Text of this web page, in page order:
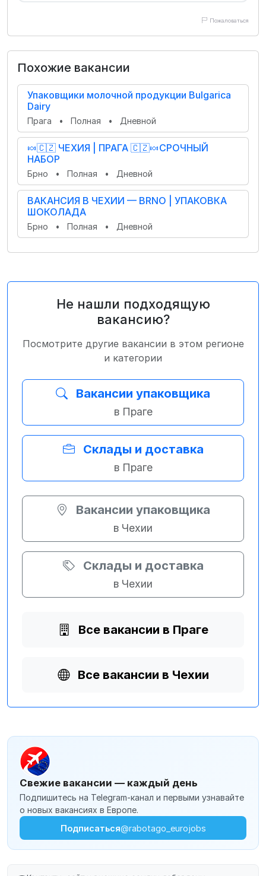
Пожаловаться
Похожие вакансии
Упаковщики молочной продукции Bulgarica
Dairy
Прага • Полная • Дневной
🍬🇨🇿 ЧЕХИЯ | ПРАГА 🇨🇿🍬СРОЧНЫЙ
НАБОР
Брно • Полная • Дневной
ВАКАНСИЯ В ЧЕХИИ — BRNO | УПАКОВКА
ШОКОЛАДА
Брно • Полная • Дневной
Не нашли подходящую
вакансию?
Посмотрите другие вакансии в этом регионе
и категории
Вакансии упаковщика
в Праге
Склады и доставка
в Праге
Вакансии упаковщика
в Чехии
Склады и доставка
в Чехии
Все вакансии в Праге
Все вакансии в Чехии
Свежие вакансии — каждый день
Подпишитесь на Telegram-канал и первыми узнавайте
о новых вакансиях в Европе.
Подписаться@rabotago_eurojobs